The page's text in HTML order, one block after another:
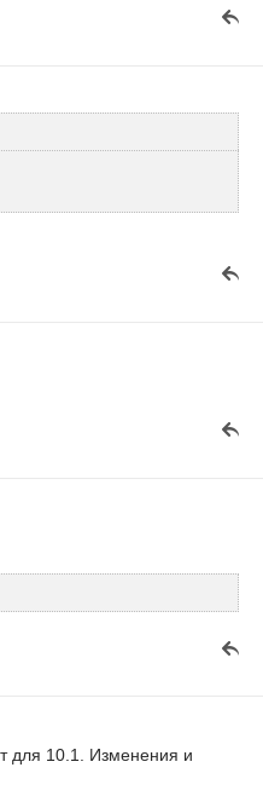
для 10.1. Изменения и